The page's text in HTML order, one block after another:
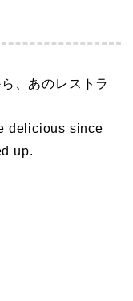
、あのレストラ
delicious since
up.